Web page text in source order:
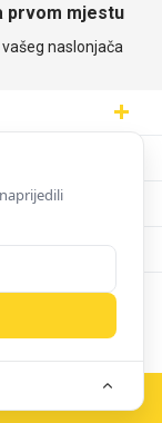
prvom mjestu
naslonjača